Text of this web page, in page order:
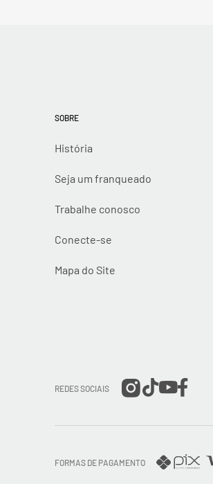
SOBRE
História
Seja um franqueado
Trabalhe conosco
Conecte-se
Mapa do Site
REDES SOCIAIS
FORMAS DE PAGAMENTO